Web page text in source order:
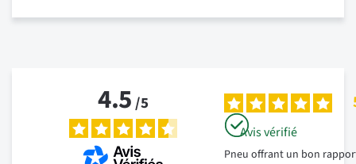
4.5/5
Avis vérifié
Pneu offrant un bon